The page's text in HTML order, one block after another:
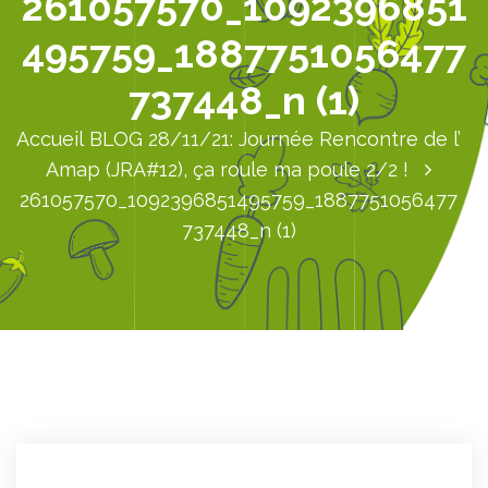
495759_1887751056477
737448_n (1)
Accueil BLOG 28/11/21: Journée Rencontre de l’
Amap (JRA#12), ça roule ma poule 2/2 !
261057570_1092396851495759_1887751056477
737448_n (1)